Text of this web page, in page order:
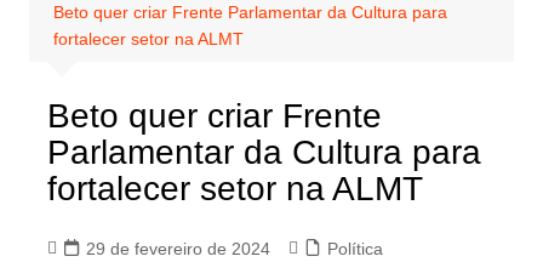
Beto quer criar Frente Parlamentar da Cultura para
fortalecer setor na ALMT
Beto quer criar Frente
Parlamentar da Cultura para
fortalecer setor na ALMT
29 de fevereiro de 2024 Política